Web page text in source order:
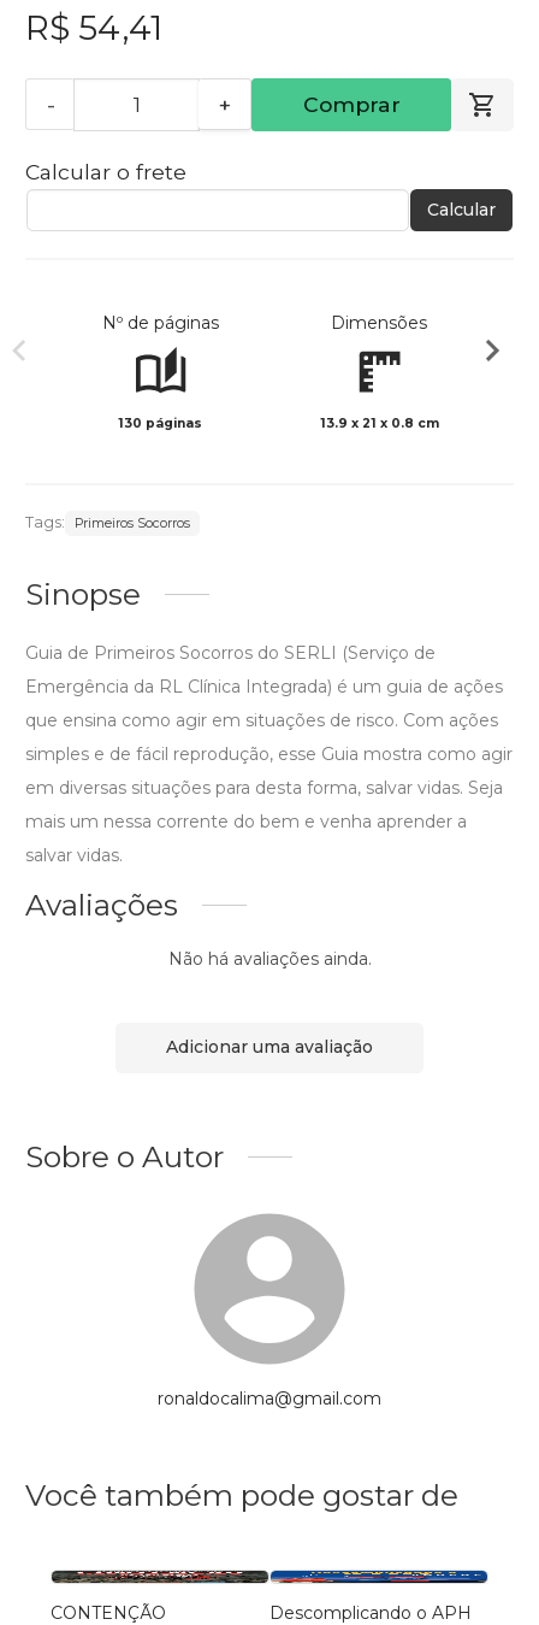
R$ 54,41
- + Comprar
Calcular o frete
Calcular
Nº de páginas
130 páginas
Dimensões
13.9 x 21 x 0.8 cm
Tags: Primeiros Socorros
Sinopse
Guia de Primeiros Socorros do SERLI (Serviço de
Emergência da RL Clínica Integrada) é um guia de ações
que ensina como agir em situações de risco. Com ações
simples e de fácil reprodução, esse Guia mostra como agir
em diversas situações para desta forma, salvar vidas. Seja
mais um nessa corrente do bem e venha aprender a
salvar vidas.
Avaliações
Não há avaliações ainda.
Adicionar uma avaliação
Sobre o Autor
ronaldocalima@gmail.com
Você também pode gostar de
CONTENÇÃO
Descomplicando o APH